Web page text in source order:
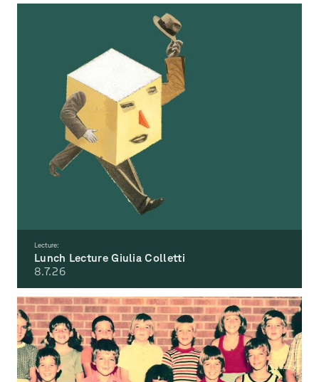
Lecture:
Lunch Lecture Giulia Colletti
8.7.26